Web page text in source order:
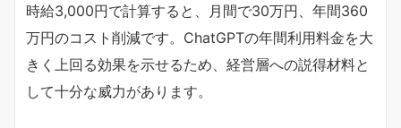
時給3,000円で計算すると、月間で30万円、年間360
万円のコスト削減です。ChatGPTの年間利用料金を大
きく上回る効果を示せるため、経営層への説得材料と
して十分な威力があります。